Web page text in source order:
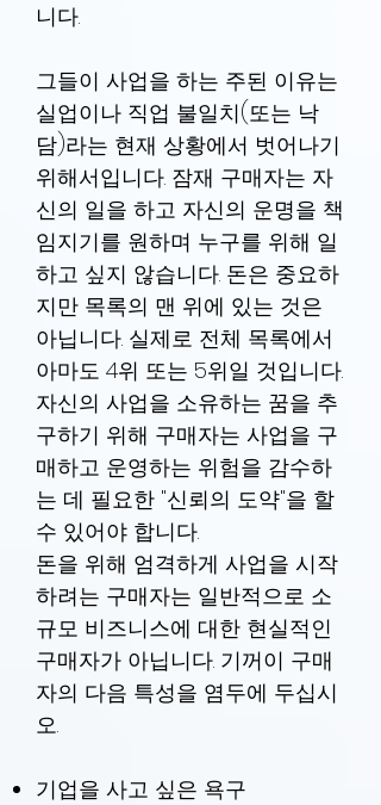
니다.
그들이 사업을 하는 주된 이유는
실업이나 직업 불일치(또는 낙
담)라는 현재 상황에서 벗어나기
위해서입니다. 잠재 구매자는 자
신의 일을 하고 자신의 운명을 책
임지기를 원하며 누구를 위해 일
하고 싶지 않습니다. 돈은 중요하
지만 목록의 맨 위에 있는 것은
아닙니다. 실제로 전체 목록에서
아마도 4위 또는 5위일 것입니다.
자신의 사업을 소유하는 꿈을 추
구하기 위해 구매자는 사업을 구
매하고 운영하는 위험을 감수하
는 데 필요한 "신뢰의 도약"을 할
수 있어야 합니다.
돈을 위해 엄격하게 사업을 시작
하려는 구매자는 일반적으로 소
규모 비즈니스에 대한 현실적인
구매자가 아닙니다. 기꺼이 구매
자의 다음 특성을 염두에 두십시
오.
기업을 사고 싶은 욕구